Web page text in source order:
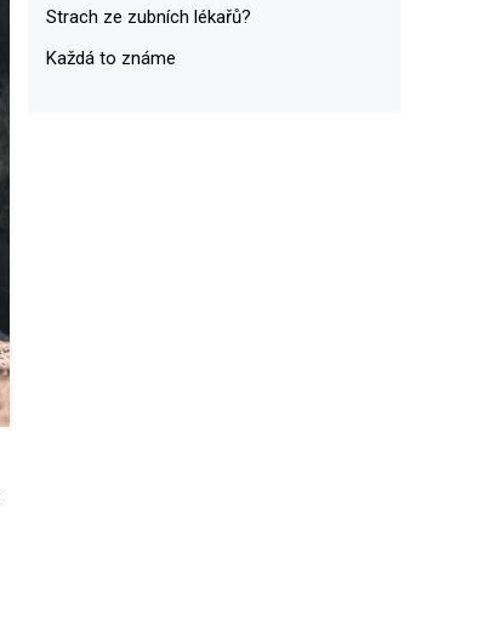
Strach ze zubních lékařů?
Každá to známe